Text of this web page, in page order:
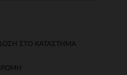
ΣΤΟ ΚΑΤΆΣΤΗΜΑ